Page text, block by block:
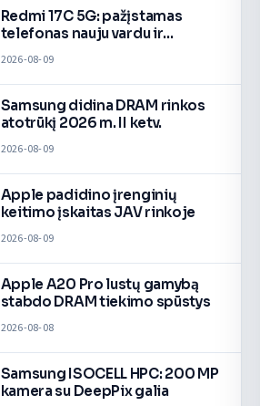
Redmi 17C 5G: pažįstamas
telefonas nauju vardu ir
2026-08-09
Samsung didina DRAM rinkos
atotrūkį 2026 m. II ketv.
2026-08-09
Apple padidino įrenginių
keitimo įskaitas JAV rinkoje
2026-08-09
Apple A20 Pro lustų gamybą
stabdo DRAM tiekimo spūstys
2026-08-08
Samsung ISOCELL HPC: 200 MP
kamera su DeepPix galia